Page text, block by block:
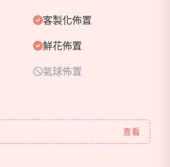
客製化佈置
鮮花佈置
氣球佈置
查看